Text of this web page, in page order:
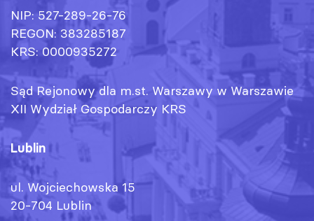
NIP: 527-289-26-76
REGON: 383285187
KRS: 0000935272
Sąd Rejonowy dla m.st. Warszawy w Warszawie
XII Wydział Gospodarczy KRS
Lublin
ul. Wojciechowska 15
20-704 Lublin